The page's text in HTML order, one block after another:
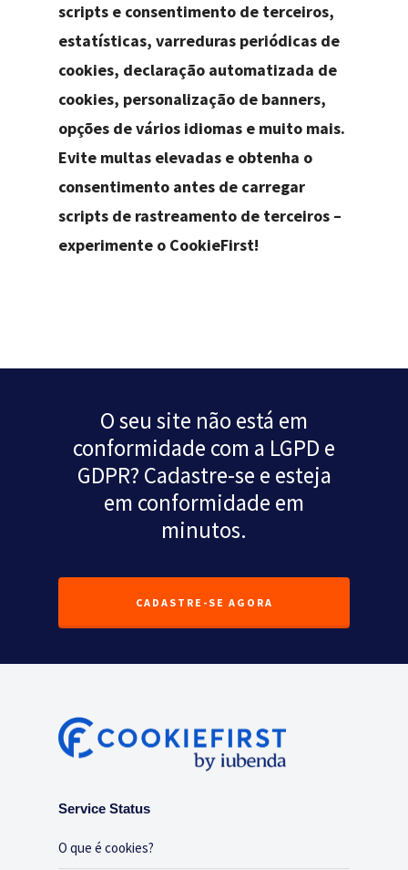
scripts e consentimento de terceiros,
estatísticas, varreduras periódicas de
cookies, declaração automatizada de
cookies, personalização de banners,
opções de vários idiomas e muito mais.
Evite multas elevadas e obtenha o
consentimento antes de carregar
scripts de rastreamento de terceiros –
experimente o CookieFirst!
O seu site não está em
conformidade com a LGPD e
GDPR? Cadastre-se e esteja
em conformidade em
minutos.
CADASTRE-SE AGORA
Service Status
O que é cookies?